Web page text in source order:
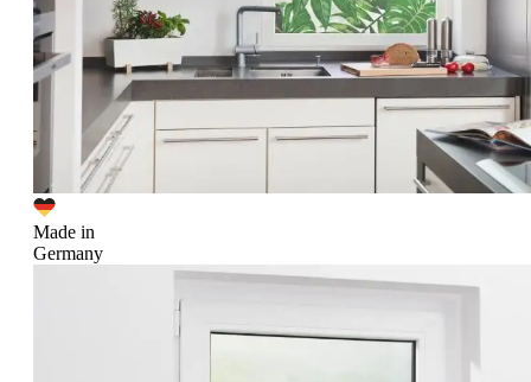
Made in
Germany